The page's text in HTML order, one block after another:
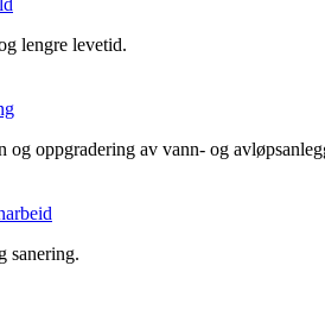
lengre levetid.
og oppgradering av vann- og
sanering.